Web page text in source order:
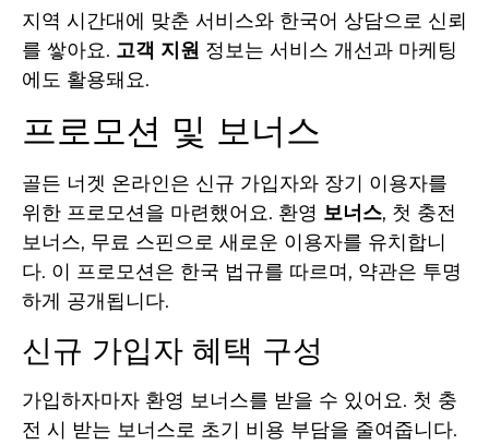
지역 시간대에 맞춘 서비스와 한국어 상담으로 신뢰
를 쌓아요. 고객 지원 정보는 서비스 개선과 마케팅
에도 활용돼요.
프로모션 및 보너스
골든 너겟 온라인은 신규 가입자와 장기 이용자를
위한 프로모션을 마련했어요. 환영 보너스, 첫 충전
보너스, 무료 스핀으로 새로운 이용자를 유치합니
다. 이 프로모션은 한국 법규를 따르며, 약관은 투명
하게 공개됩니다.
신규 가입자 혜택 구성
가입하자마자 환영 보너스를 받을 수 있어요. 첫 충
전 시 받는 보너스로 초기 비용 부담을 줄여줍니다.